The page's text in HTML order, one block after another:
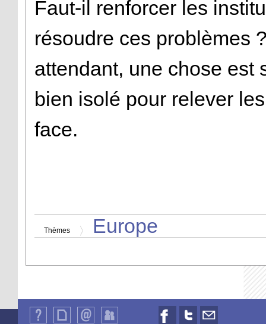
Faut-il renforcer les
résoudre ces problèmes
attendant, une chose est
bien isolé pour relever
face.
Thèmes Europe